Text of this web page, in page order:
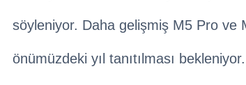
söyleniyor. Daha gelişmiş M5 Pro ve
önümüzdeki yıl tanıtılması bekleniyor.